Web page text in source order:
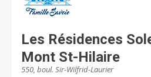
Les Résidences
Mont St-Hilaire
550, boul. Sir-Wilfrid-Laurier